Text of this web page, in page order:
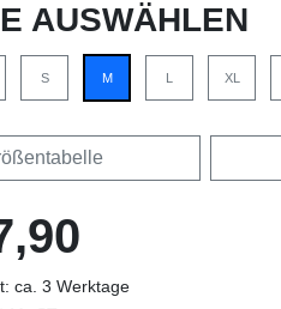
AUSWÄHLEN
S M XL
ca. 3 Werktage